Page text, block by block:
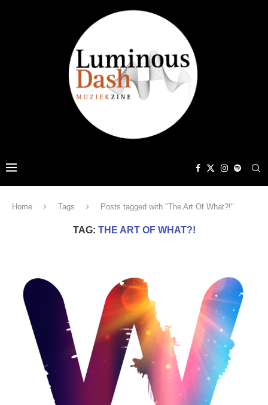
Home Tags Posts tagged with "The Art Of What?!"
TAG: THE ART OF WHAT?!